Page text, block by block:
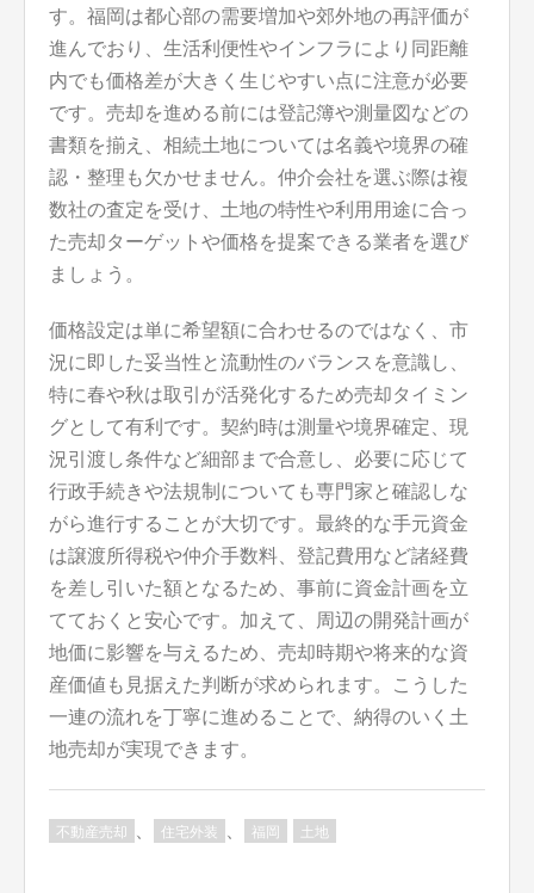
す。福岡は都心部の需要増加や郊外地の再評価が
進んでおり、生活利便性やインフラにより同距離
内でも価格差が大きく生じやすい点に注意が必要
です。売却を進める前には登記簿や測量図などの
書類を揃え、相続土地については名義や境界の確
認・整理も欠かせません。仲介会社を選ぶ際は複
数社の査定を受け、土地の特性や利用用途に合っ
た売却ターゲットや価格を提案できる業者を選び
ましょう。
価格設定は単に希望額に合わせるのではなく、市
況に即した妥当性と流動性のバランスを意識し、
特に春や秋は取引が活発化するため売却タイミン
グとして有利です。契約時は測量や境界確定、現
況引渡し条件など細部まで合意し、必要に応じて
行政手続きや法規制についても専門家と確認しな
がら進行することが大切です。最終的な手元資金
は譲渡所得税や仲介手数料、登記費用など諸経費
を差し引いた額となるため、事前に資金計画を立
てておくと安心です。加えて、周辺の開発計画が
地価に影響を与えるため、売却時期や将来的な資
産価値も見据えた判断が求められます。こうした
一連の流れを丁寧に進めることで、納得のいく土
地売却が実現できます。
不動産売却 住宅外装 福岡 土地